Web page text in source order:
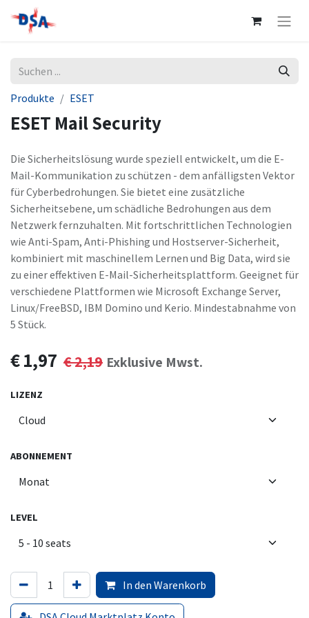
Produkte ESET
ESET Mail Security
Die Sicherheitslösung wurde speziell entwickelt, um die E-
Mail-Kommunikation zu schützen - dem anfälligsten Vektor
für Cyberbedrohungen. Sie bietet eine zusätzliche
Sicherheitsebene, um schädliche Bedrohungen aus dem
Netzwerk fernzuhalten. Mit fortschrittlichen Technologien
wie Anti-Spam, Anti-Phishing und Hostserver-Sicherheit,
kombiniert mit maschinellem Lernen und Big Data, wird sie
zu einer effektiven E-Mail-Sicherheitsplattform. Geeignet für
verschiedene Plattformen wie Microsoft Exchange Server,
Linux/FreeBSD, IBM Domino und Kerio. Mindestabnahme von
5 Stück.
€1,97 €2,19 Exklusive Mwst.
LIZENZ
ABONNEMENT
LEVEL
In den Warenkorb